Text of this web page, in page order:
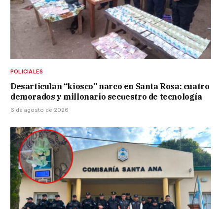
POLICIALES
Desarticulan “kiosco” narco en Santa Rosa: cuatro
demorados y millonario secuestro de tecnología
6 de agosto de 2026